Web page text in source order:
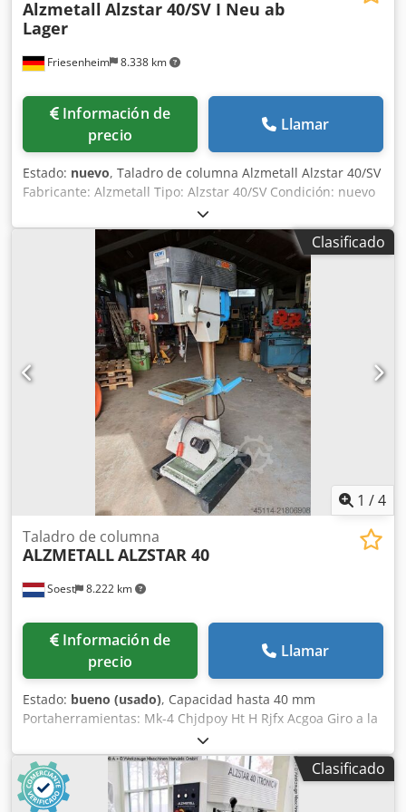
Friesenheim 8.338 km
Alzmetall Alzstar 40/SV I Neu ab
Lager
Información de
precio
Llamar
Estado: nuevo, Taladro de columna Alzmetall Alzstar 40/SV
Fabricante: Alzmetall Tipo: Alzstar 40/SV Condición: nuevo
Datos técnicos: Diámetro de la columna: 115 mm Mesa de
máquina (soporte utilizable): 514 x 360 mm Ranuras en T
(número x ancho x espacio): 2 x 14 x 224 mm Codpfjy S
Artex Acgsha Distancia husillo-mesa (mín./máx.): 117 / 701
mm 2 alimentaciones: 0,1 + 0,2 mm/rev Altura (mm): aprox.
1840 Capacidad de taladrado St 60 (mm): 40 Carrera del
husillo (mm): 120 Garganta (mm): 293 Motor (kW): 1,45 / 1,9
Rango de velocidad (r/min): 160 - 2250 Peso (kg): 285
Clasificado
1 /4
Soest 8.222 km
Taladro de columna
ALZMETALLALZSTAR 40
Información de
precio
Llamar
Estado: bueno (usado), Capacidad hasta 40 mm
Portaherramientas: Mk-4 Chjdpoy Ht H Rjfx Acgoa Giro a la
izquierda/derecha Velocidad variable mediante
accionamiento variador
Clasificado